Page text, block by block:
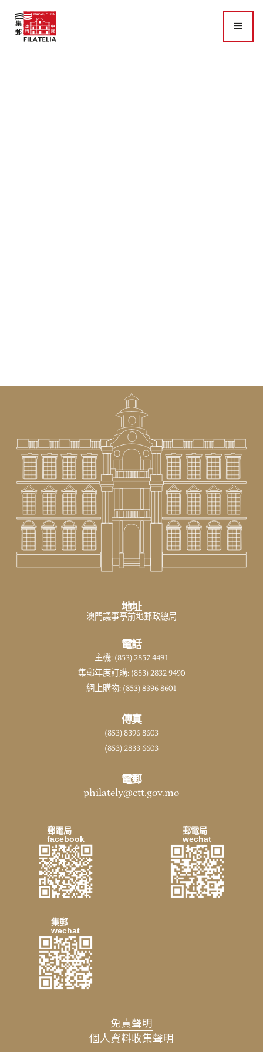
免責聲明
個人資料收集聲明
郵電局
facebook
郵電局
wechat
集郵
wechat
地址
澳門議事亭前地郵政總局
電話
主機: (853) 2857 4491
集郵年度訂購: (853) 2832 9490
網上購物: (853) 8396 8601
傳真
(853) 8396 8603
(853) 2833 6603
電郵
philately@ctt.gov.mo